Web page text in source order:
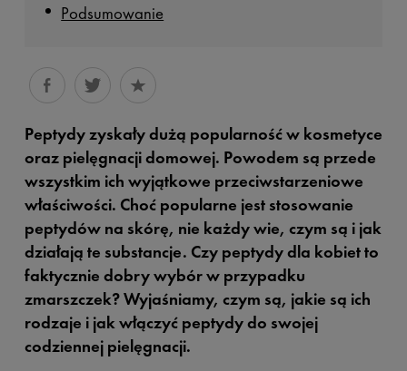
Podsumowanie
Peptydy zyskały dużą popularność w kosmetyce
oraz pielęgnacji domowej. Powodem są przede
wszystkim ich wyjątkowe przeciwstarzeniowe
właściwości. Choć popularne jest stosowanie
peptydów na skórę, nie każdy wie, czym są i jak
działają te substancje. Czy peptydy dla kobiet to
faktycznie dobry wybór w przypadku
zmarszczek? Wyjaśniamy, czym są, jakie są ich
rodzaje i jak włączyć peptydy do swojej
codziennej pielęgnacji.